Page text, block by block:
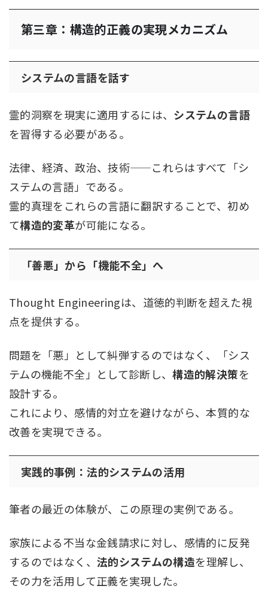
第三章：構造的正義の実現メカニズム
システムの言語を話す
霊的洞察を現実に適用するには、 システムの言語
を習得する必要がある。
法律、経済、政治、技術——これらはすべて「シ
ステムの言語」である。
霊的真理をこれらの言語に翻訳することで、初め
て構造的変革が可能になる。
「善悪」から「機能不全」へ
Thought Engineeringは、道徳的判断を超えた視
点を提供する。
問題を「悪」として糾弾するのではなく、「シス
テムの機能不全」として診断し、構造的解決策を
設計する。
これにより、感情的対立を避けながら、本質的な
改善を実現できる。
実践的事例：法的システムの活用
筆者の最近の体験が、この原理の実例である。
家族による不当な金銭請求に対し、感情的に反発
するのではなく、 法的システムの構造を理解し、
その力を活用して正義を実現した。